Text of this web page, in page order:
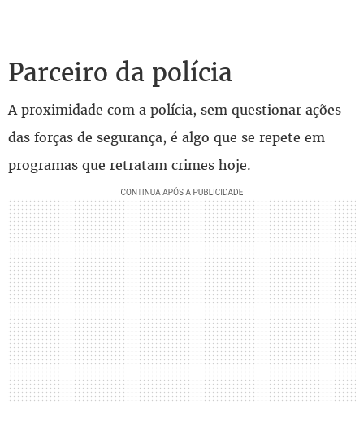
Parceiro da polícia
A proximidade com a polícia, sem questionar ações
das forças de segurança, é algo que se repete em
programas que retratam crimes hoje.